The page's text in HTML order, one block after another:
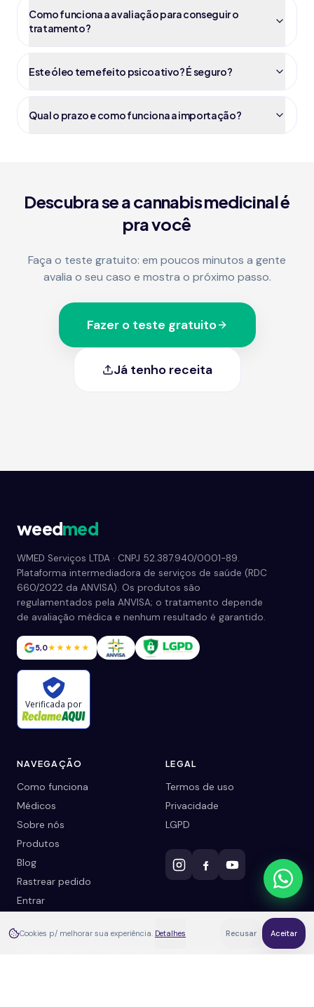
Como funciona a avaliação para conseguir o
tratamento?
Este óleo tem efeito psicoativo? É seguro?
Qual o prazo e como funciona a importação?
Descubra se a cannabis medicinal é
pra você
Faça o teste gratuito: em poucos minutos a gente
avalia o seu caso e mostra o próximo passo.
Fazer o teste gratuito
Já tenho receita
weedmed
WMED Serviços LTDA · CNPJ 52.387.940/0001-89.
Plataforma intermediadora de serviços de saúde (RDC
660/2022 da ANVISA). Os produtos são
regulamentados pela ANVISA; o tratamento depende
de avaliação médica e nenhum resultado é garantido.
5,0★★★★★
Verificada por
NAVEGAÇÃO
Como funciona
Médicos
Sobre nós
Produtos
Blog
Rastrear pedido
Entrar
LEGAL
Termos de uso
Privacidade
LGPD
Cookies p/ melhorar sua experiência. Detalhes Recusar Aceitar